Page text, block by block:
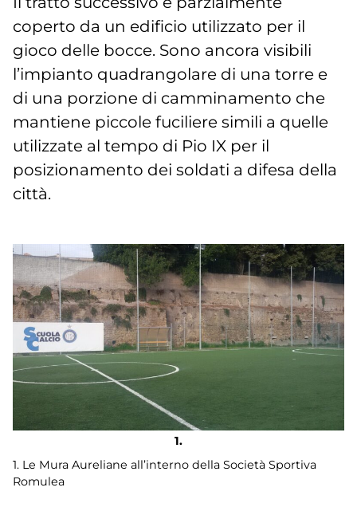
coperto da un edificio utilizzato per il
gioco delle bocce. Sono ancora visibili
l’impianto quadrangolare di una torre e
di una porzione di camminamento che
mantiene piccole fuciliere simili a quelle
utilizzate al tempo di Pio IX per il
posizionamento dei soldati a difesa della
città.
1. Le Mura Aureliane all’interno della Società Sportiva
Romulea